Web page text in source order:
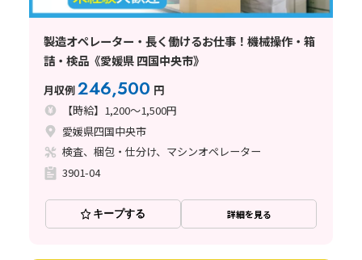
製造オペレーター・長く働けるお仕事！機械操作・箱
詰・検品《愛媛県 四国中央市》
月収例246,500 円
【時給】1,200～1,500円
愛媛県四国中央市
検査、梱包・仕分け、マシンオペレーター
3901-04
キープする 詳細を見る